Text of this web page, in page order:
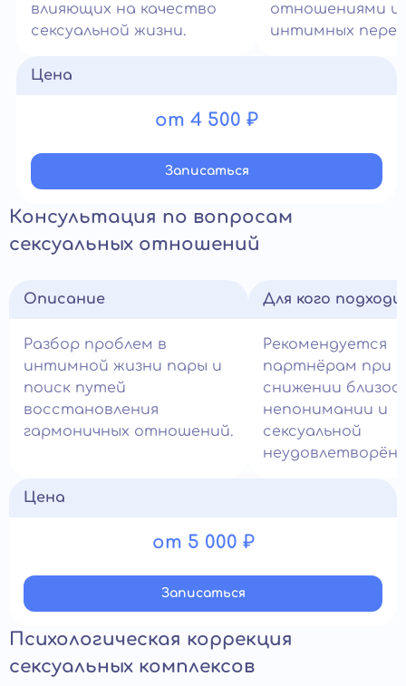
влияющих на качество
сексуальной жизни.
отношениями и
интимных
Цена
от 4 500 ₽
Записатьcя
Консультация по вопросам
сексуальных отношений
Описание
Разбор проблем в
интимной жизни пары и
поиск путей
восстановления
гармоничных отношений.
Для кого
Рекомендуется
партнёрам при
снижении
непонимании и
сексуальной
Цена
от 5 000 ₽
Записатьcя
Психологическая коррекция
сексуальных комплексов